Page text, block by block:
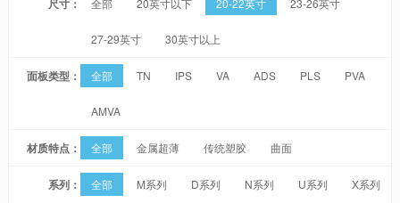
尺寸：
27-29英寸 30英寸以上
面板类型： 全部 TN IPS VA ADS PLS PVA
AMVA
材质特点： 全部 金属超薄 传统塑胶 曲面
系列： 全部 M系列 D系列 N系列 U系列 X系列